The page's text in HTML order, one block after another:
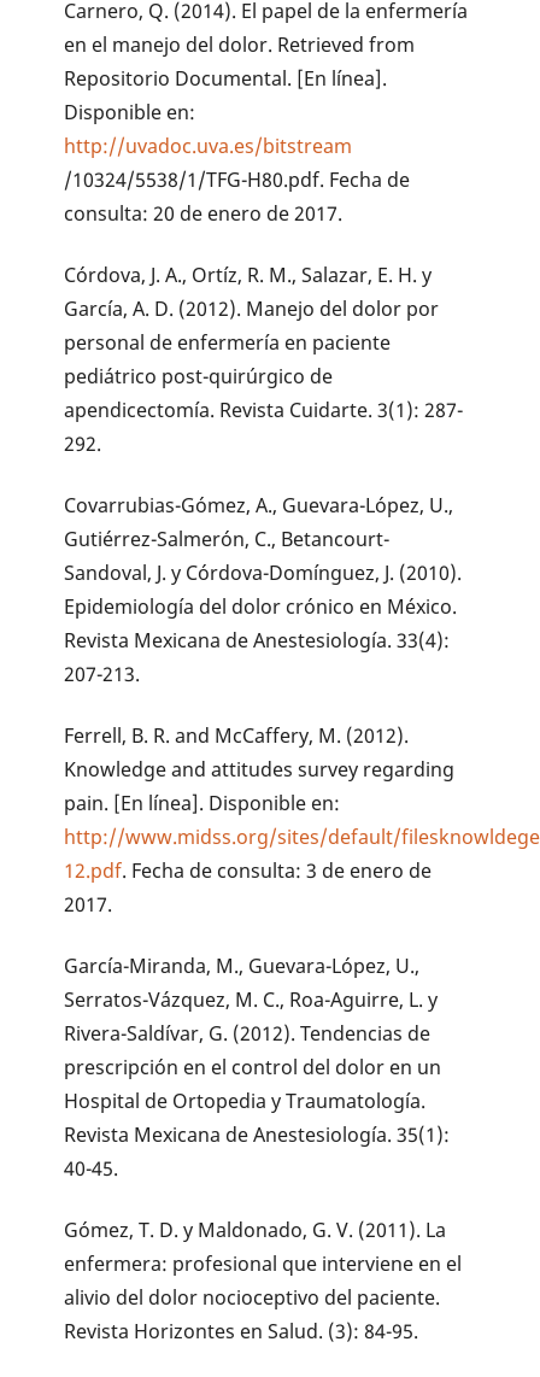
Carnero, Q. (2014). El papel de la enfermería
en el manejo del dolor. Retrieved from
Repositorio Documental. [En línea].
Disponible en:
http://uvadoc.uva.es/bitstream
/10324/5538/1/TFG-H80.pdf. Fecha de
consulta: 20 de enero de 2017.
Córdova, J. A., Ortíz, R. M., Salazar, E. H. y
García, A. D. (2012). Manejo del dolor por
personal de enfermería en paciente
pediátrico post-quirúrgico de
apendicectomía. Revista Cuidarte. 3(1): 287-
292.
Covarrubias-Gómez, A., Guevara-López, U.,
Gutiérrez-Salmerón, C., Betancourt-
Sandoval, J. y Córdova-Domínguez, J. (2010).
Epidemiología del dolor crónico en México.
Revista Mexicana de Anestesiología. 33(4):
207-213.
Ferrell, B. R. and McCaffery, M. (2012).
Knowledge and attitudes survey regarding
pain. [En línea]. Disponible en:
http://www.midss.org/sites/default/
12.pdf. Fecha de consulta: 3 de enero de
2017.
García-Miranda, M., Guevara-López, U.,
Serratos-Vázquez, M. C., Roa-Aguirre, L. y
Rivera-Saldívar, G. (2012). Tendencias de
prescripción en el control del dolor en un
Hospital de Ortopedia y Traumatología.
Revista Mexicana de Anestesiología. 35(1):
40-45.
Gómez, T. D. y Maldonado, G. V. (2011). La
enfermera: profesional que interviene en el
alivio del dolor nocioceptivo del paciente.
Revista Horizontes en Salud. (3): 84-95.